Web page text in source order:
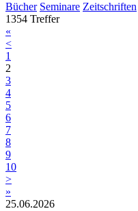
Bücher Seminare Zeitschriften
1354 Treffer
«
<
1
2
3
4
5
6
7
8
9
10
>
»
25.06.2026